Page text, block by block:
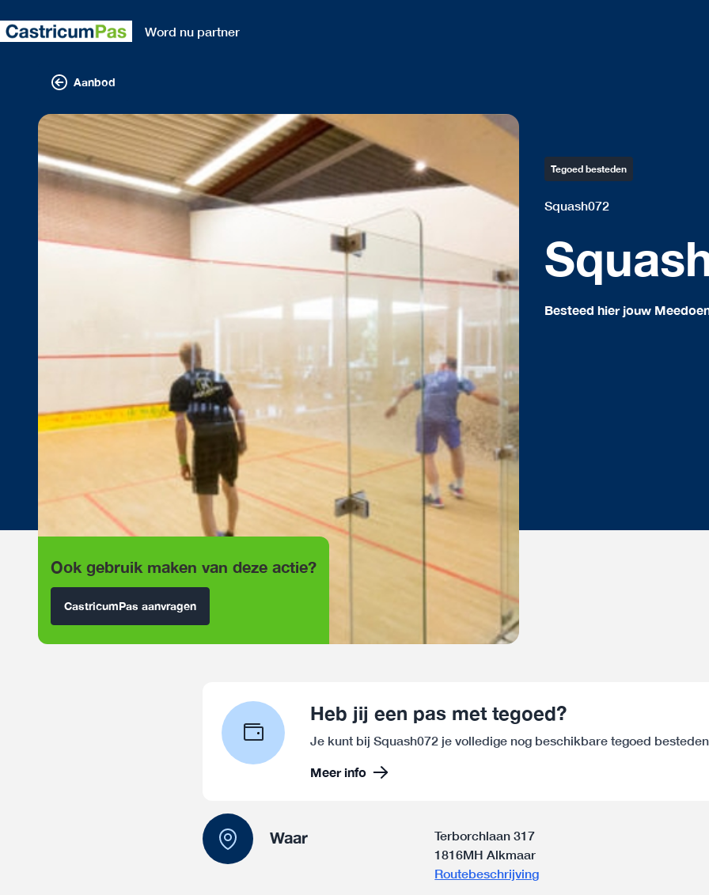
Word nu partner
Aanbod
Tegoed besteden
Squash072
Besteed hier jouw
Ook gebruik maken van deze actie?
CastricumPas aanvragen
Heb jij een pas met tegoed?
Je kunt bij Squash072 je volledige nog beschikbare tegoed
Meer info
Waar
Terborchlaan 317
1816MH Alkmaar
Routebeschrijving